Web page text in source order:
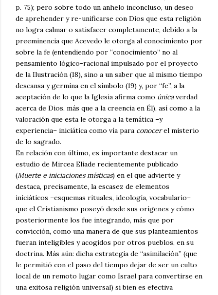
p. 75); pero sobre todo un anhelo inconcluso, un deseo
de aprehender y re-unificarse con Dios que esta religión
no logra calmar o satisfacer completamente, debido a la
preeminencia que Acevedo le otorga al conocimiento por
sobre la fe (entendiendo por “conocimiento” no al
pensamiento lógico-racional impulsado por el proyecto
de la Ilustración (18), sino a un saber que al mismo tiempo
descansa y germina en el símbolo (19) y, por “fe”, a la
aceptación de lo que la Iglesia afirma como únicaverdad
acerca de Dios, más que a la creencia en Él), así como a la
valoración que esta le otorga a la temática –y
experiencia– iniciática como vía para conocerel misterio
de lo sagrado.
En relación con último, es importante destacar un
estudio de Mircea Eliade recientemente publicado
(Muerte e iniciaciones místicas) en el que advierte y
destaca, precisamente, la escasez de elementos
iniciáticos –esquemas rituales, ideología, vocabulario–
que el Cristianismo poseyó desde sus orígenes y cómo
posteriormente los fue integrando, más que por
convicción, como una manera de que sus planteamientos
fueran inteligibles y acogidos por otros pueblos, en su
doctrina. Más aún: dicha estrategia de “asimilación” (que
le permitió con el paso del tiempo dejar de ser un culto
local de un remoto lugar como Israel para convertirse en
una exitosa religión universal) si bien es efectiva